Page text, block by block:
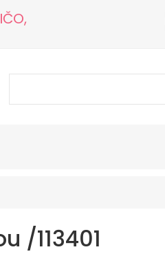
/113401